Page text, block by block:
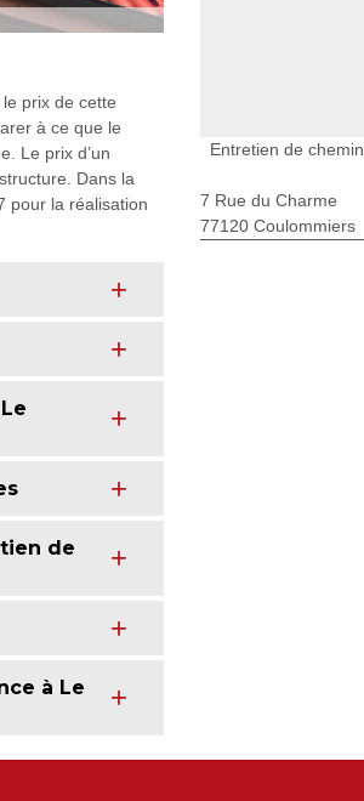
prix de cette
à ce que le
Le prix d’un
Dans la
pour la réalisation
de
à Le
Entretien de
7 Rue du Charme
77120 Coulommiers